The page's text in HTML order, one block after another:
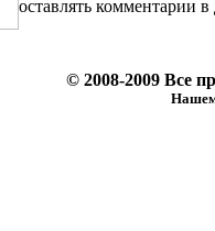
оставлять комментарии
© 2008-2009 Все